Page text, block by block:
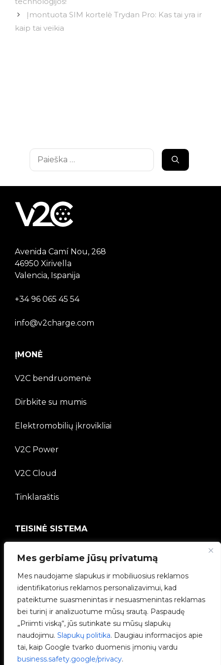
Mes gerbiame jūsų privatumą
Mes naudojame slapukus ir mobiliuosius reklamos
identifikatorius reklamos personalizavimui, kad
pateiktume suasmenintas ir nesuasmenintas reklamas
bei turinį ir analizuotume mūsų srautą. Paspaudę
„Priimti viską“, jūs sutinkate su mūsų slapukų
naudojimu. Slapukų politika. Daugiau informacijos apie
tai, kaip Google tvarko duomenis įmonių vardu
business.safety.google/privacy.
Įmontuota SIM kortelė Trydan Pro: Kas tai yra ir
kaip tai veikia
Ieškoti:
Avenida Camí Nou, 268
46950 Xirivella
Valencia, Ispanija
+34 96 065 45 54
info@v2charge.com
ĮMONĖ
V2C bendruomenė
Dirbkite su mumis
Elektromobilių įkrovikliai
V2C Power
V2C Cloud
Tinklaraštis
TEISINĖ SISTEMA
Privatumo politika
Teisinė informacija
Slapukų politika
Etikos kanalas
Kokybės politika